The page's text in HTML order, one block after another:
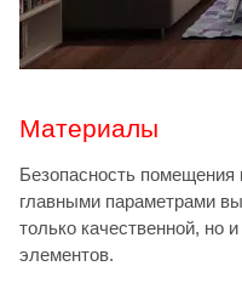
Материалы
Безопасность
главными параметрами
только качественной, но
элементов.